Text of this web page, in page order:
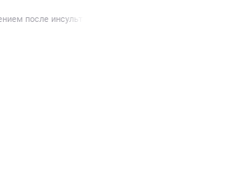
после инсульта